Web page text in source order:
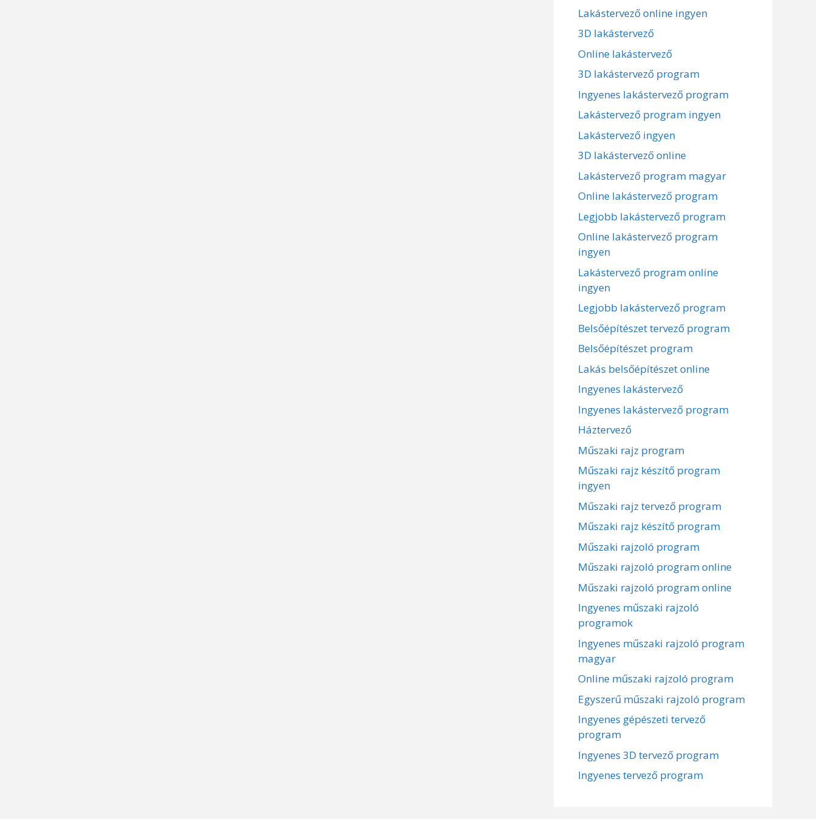
Lakástervező online ingyen
3D lakástervező
Online lakástervező
3D lakástervező program
Ingyenes lakástervező program
Lakástervező program ingyen
Lakástervező ingyen
3D lakástervező online
Lakástervező program magyar
Online lakástervező program
Legjobb lakástervező program
Online lakástervező program
ingyen
Lakástervező program online
ingyen
Legjobb lakástervező program
Belsőépítészet tervező program
Belsőépítészet program
Lakás belsőépítészet online
Ingyenes lakástervező
Ingyenes lakástervező program
Háztervező
Műszaki rajz program
Műszaki rajz készítő program
ingyen
Műszaki rajz tervező program
Műszaki rajz készítő program
Műszaki rajzoló program
Műszaki rajzoló program online
Műszaki rajzoló program online
Ingyenes műszaki rajzoló
programok
Ingyenes műszaki rajzoló program
magyar
Online műszaki rajzoló program
Egyszerű műszaki rajzoló program
Ingyenes gépészeti tervező
program
Ingyenes 3D tervező program
Ingyenes tervező program